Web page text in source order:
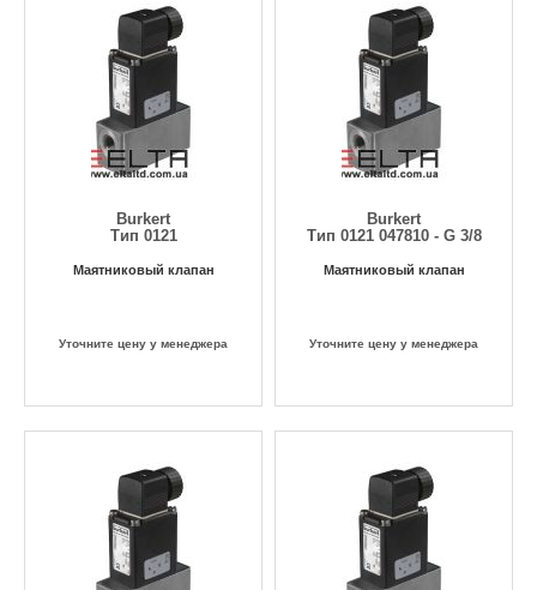
Burkert
Тип 0121
Маятниковый клапан
Уточните цену у менеджера
Burkert
Тип 0121 047810 - G 3/8
Маятниковый клапан
Уточните цену у менеджера